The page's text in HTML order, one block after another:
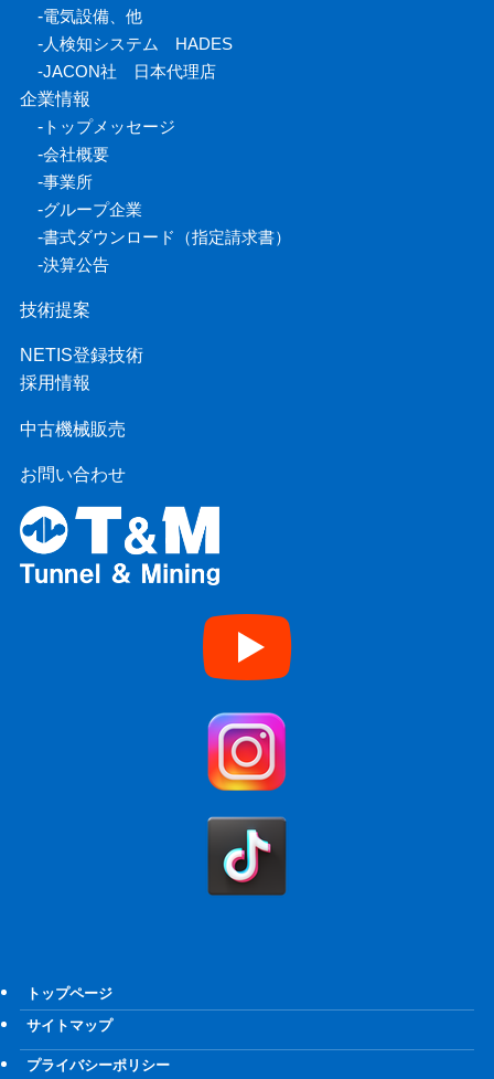
-電気設備、他
-人検知システム HADES
-JACON社 日本代理店
企業情報
-トップメッセージ
-会社概要
-事業所
-グループ企業
-書式ダウンロード（指定請求書）
-決算公告
技術提案
NETIS登録技術
採用情報
中古機械販売
お問い合わせ
トップページ
サイトマップ
プライバシーポリシー